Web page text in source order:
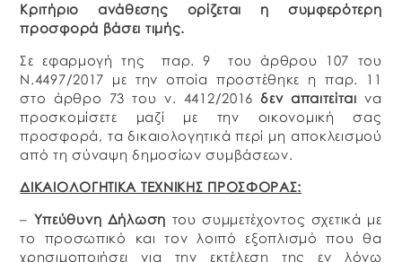
Κριτήριο ανάθεσης ορίζεται η συμφερότερη
προσφορά βάσει τιμής.
Σε εφαρμογή της παρ. 9 του άρθρου 107 του
Ν.4497/2017 με την οποία προστέθηκε η παρ. 11
στο άρθρο 73 του ν. 4412/2016δεν απαιτείται να
προσκομίσετε μαζί με την οικονομική σας
προσφορά, τα δικαιολογητικά περί μη αποκλεισμού
από τη σύναψη δημοσίων συμβάσεων.
ΔΙΚΑΙΟΛΟΓΗΤΙΚΑ ΤΕΧΝΙΚΗΣ ΠΡΟΣΦΟΡΑΣ:
– Υπεύθυνη Δήλωση του συμμετέχοντος σχετικά με
το προσωπικό και τον λοιπό εξοπλισμό που θα
χρησιμοποιήσει για την εκτέλεση της εν λόγω